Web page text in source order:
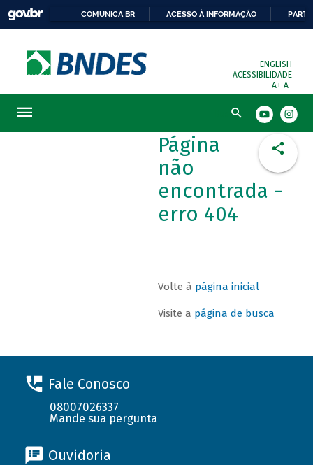
COMUNICA BR ACESSO À INFORMAÇÃO
ENGLISH
ACESSIBILIDADE
A+ A-
Busca
Página
não
encontrada -
erro 404
Volte à página inicial
Visite a página de busca
Fale Conosco
08007026337
Mande sua pergunta
Ouvidoria